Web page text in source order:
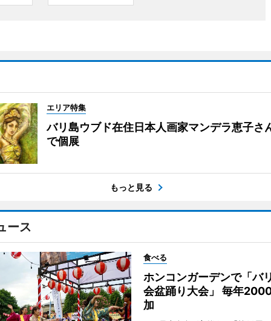
エリア特集
バリ島ウブド在住日本人画家マンデラ恵子
で個展
もっと見る
ース
食べる
ホンコンガーデンで「バ
会盆踊り大会」 毎年
加